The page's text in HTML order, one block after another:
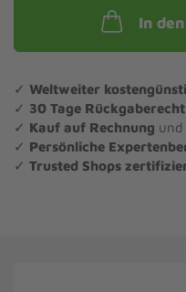
In
✓ Weltweiter
✓ 30 Tage Rückgaberecht
✓ Kauf auf Rechnung und
✓ Persönliche
✓ Trusted Shops